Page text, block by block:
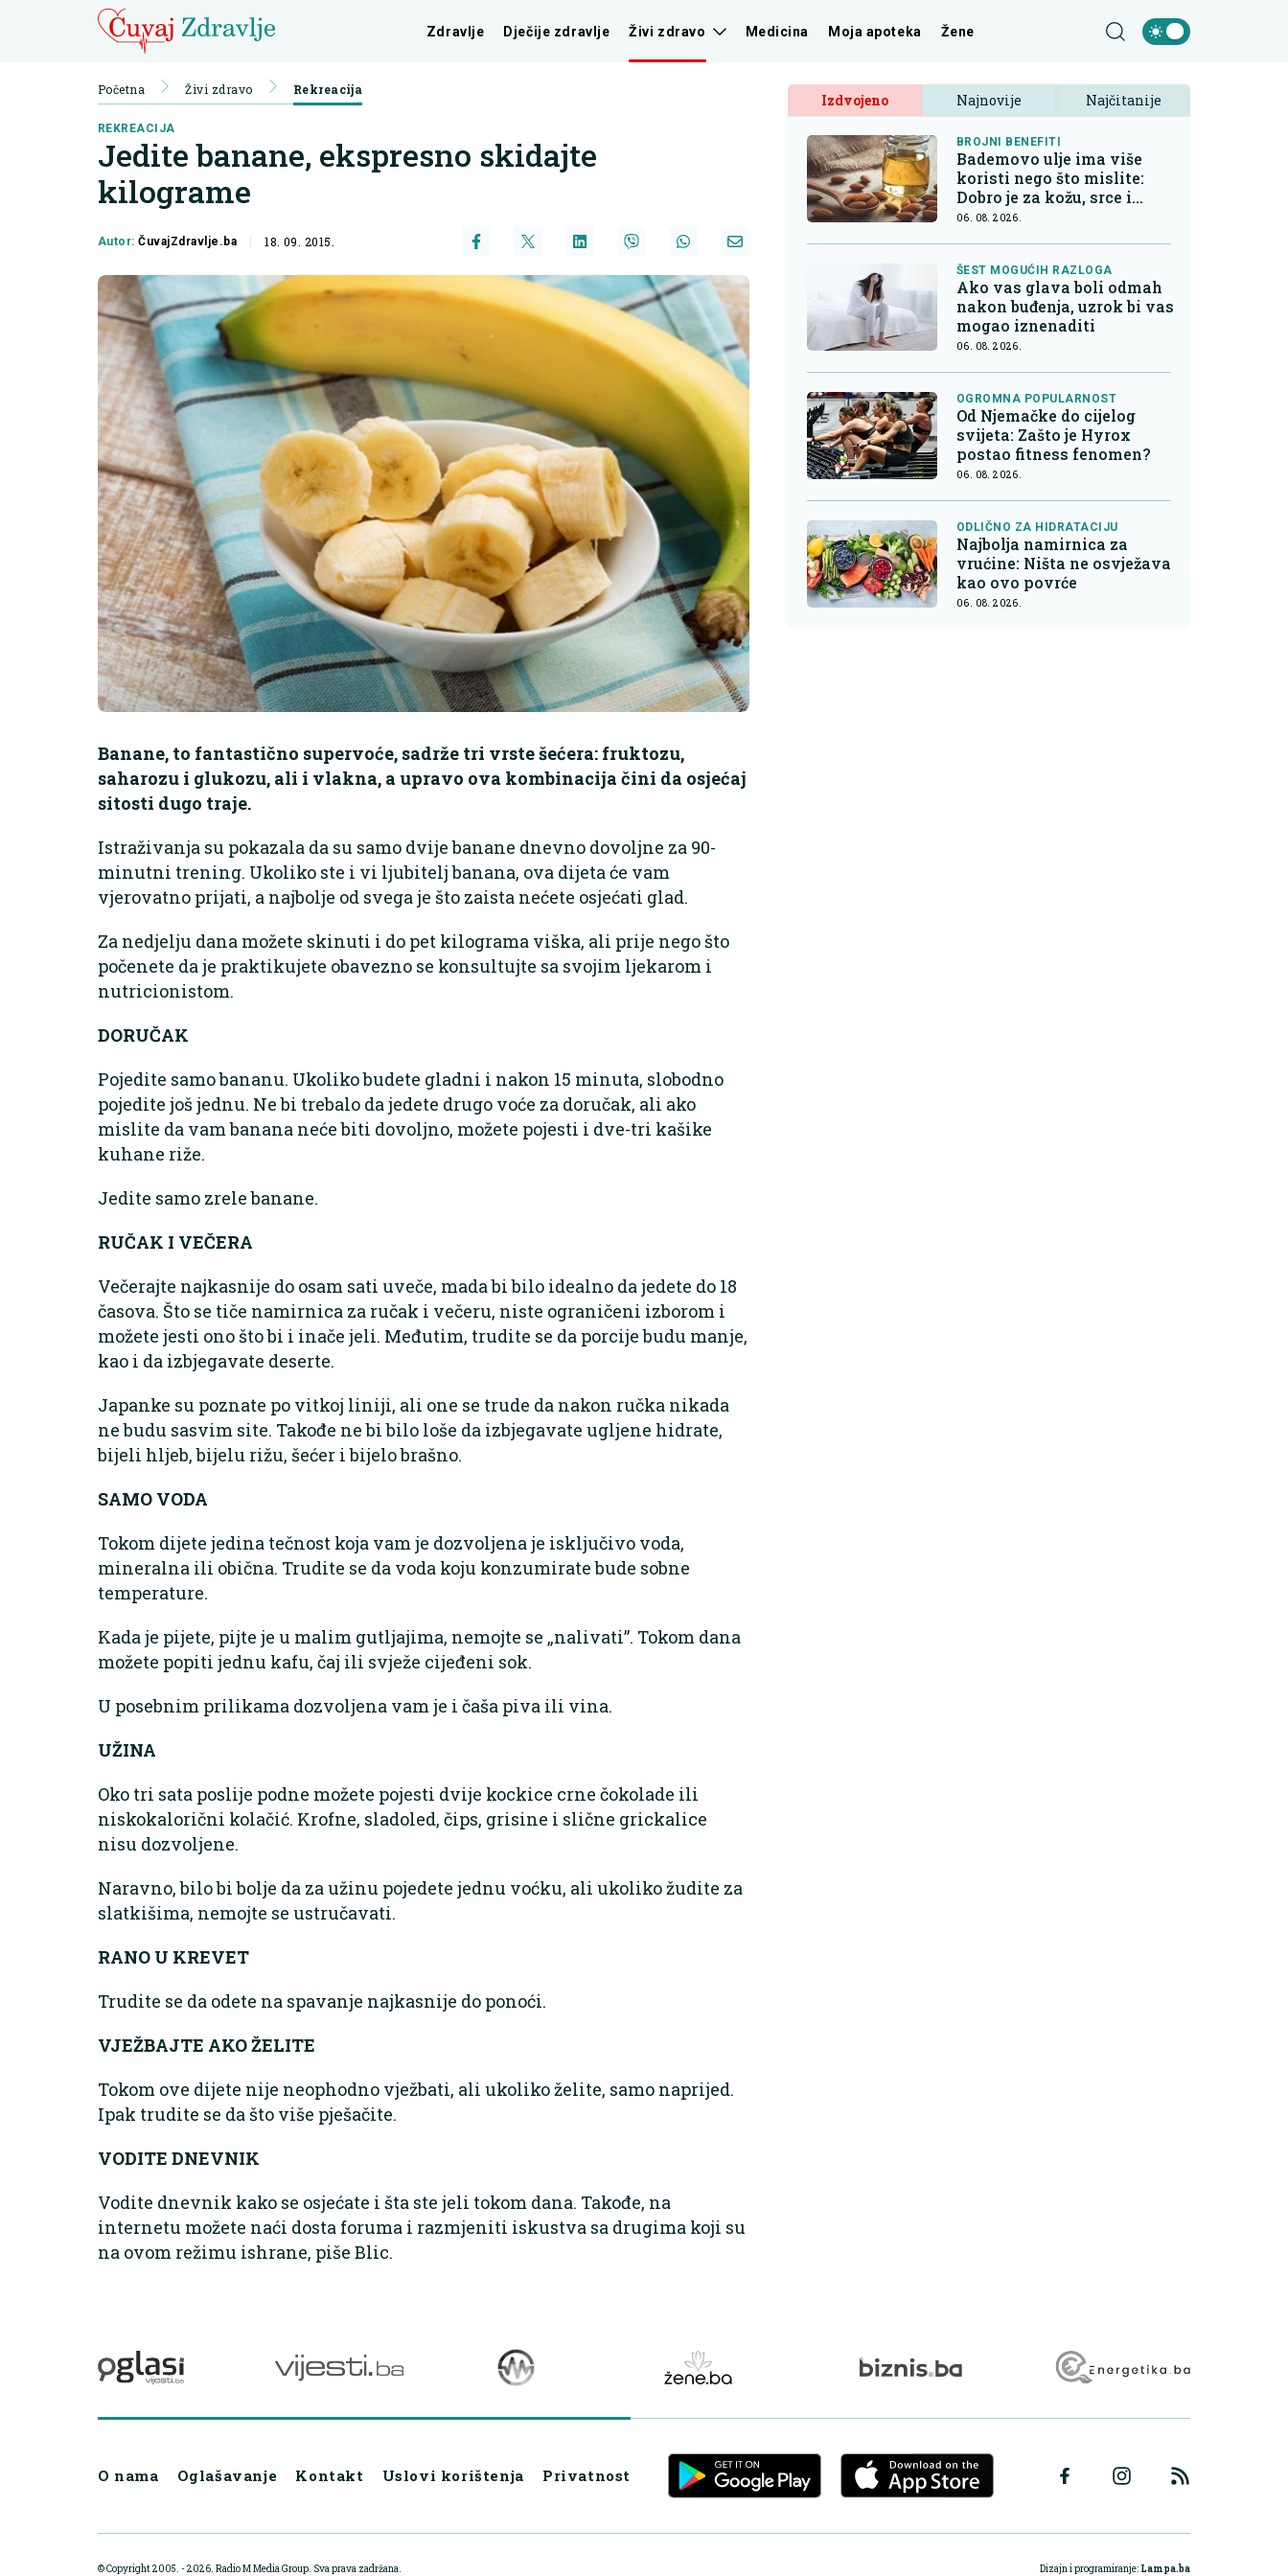
Zdravlje Dječije zdravlje Živi zdravo Medicina Moja apoteka Žene
Početna Živi zdravo Rekreacija
REKREACIJA
Jedite banane, ekspresno skidajte
kilograme
Autor:ČuvajZdravlje.ba 18. 09. 2015.
Banane, to fantastično supervoće, sadrže tri vrste šećera: fruktozu,
saharozu i glukozu, ali i vlakna, a upravo ova kombinacija čini da osjećaj
sitosti dugo traje.
Istraživanja su pokazala da su samo dvije banane dnevno dovoljne za 90-
minutni trening. Ukoliko ste i vi ljubitelj banana, ova dijeta će vam
vjerovatno prijati, a najbolje od svega je što zaista nećete osjećati glad.
Za nedjelju dana možete skinuti i do pet kilograma viška, ali prije nego što
počenete da je praktikujete obavezno se konsultujte sa svojim ljekarom i
nutricionistom.
DORUČAK
Pojedite samo bananu. Ukoliko budete gladni i nakon 15 minuta, slobodno
pojedite još jednu. Ne bi trebalo da jedete drugo voće za doručak, ali ako
mislite da vam banana neće biti dovoljno, možete pojesti i dve-tri kašike
kuhane riže.
Jedite samo zrele banane.
RUČAK I VEČERA
Večerajte najkasnije do osam sati uveče, mada bi bilo idealno da jedete do 18
časova. Što se tiče namirnica za ručak i večeru, niste ograničeni izborom i
možete jesti ono što bi i inače jeli. Međutim, trudite se da porcije budu manje,
kao i da izbjegavate deserte.
Japanke su poznate po vitkoj liniji, ali one se trude da nakon ručka nikada
ne budu sasvim site. Takođe ne bi bilo loše da izbjegavate ugljene hidrate,
bijeli hljeb, bijelu rižu, šećer i bijelo brašno.
SAMO VODA
Tokom dijete jedina tečnost koja vam je dozvoljena je isključivo voda,
mineralna ili obična. Trudite se da voda koju konzumirate bude sobne
temperature.
Kada je pijete, pijte je u malim gutljajima, nemojte se „nalivati”. Tokom dana
možete popiti jednu kafu, čaj ili svježe cijeđeni sok.
U posebnim prilikama dozvoljena vam je i čaša piva ili vina.
UŽINA
Oko tri sata poslije podne možete pojesti dvije kockice crne čokolade ili
niskokalorični kolačić. Krofne, sladoled, čips, grisine i slične grickalice
nisu dozvoljene.
Naravno, bilo bi bolje da za užinu pojedete jednu voćku, ali ukoliko žudite za
slatkišima, nemojte se ustručavati.
RANO U KREVET
Trudite se da odete na spavanje najkasnije do ponoći.
VJEŽBAJTE AKO ŽELITE
Tokom ove dijete nije neophodno vježbati, ali ukoliko želite, samo naprijed.
Ipak trudite se da što više pješačite.
VODITE DNEVNIK
Vodite dnevnik kako se osjećate i šta ste jeli tokom dana. Takođe, na
internetu možete naći dosta foruma i razmjeniti iskustva sa drugima koji su
na ovom režimu ishrane, piše Blic.
Izdvojeno Najnovije Najčitanije
BROJNI BENEFITI
Bademovo ulje ima više
koristi nego što mislite:
Dobro je za kožu, srce i
kontrolu apetita
06. 08. 2026.
ŠEST MOGUĆIH RAZLOGA
Ako vas glava boli odmah
nakon buđenja, uzrok bi vas
mogao iznenaditi
06. 08. 2026.
OGROMNA POPULARNOST
Od Njemačke do cijelog
svijeta: Zašto je Hyrox
postao fitness fenomen?
06. 08. 2026.
ODLIČNO ZA HIDRATACIJU
Najbolja namirnica za
vrućine: Ništa ne osvježava
kao ovo povrće
06. 08. 2026.
O nama Oglašavanje Kontakt Uslovi korištenja Privatnost
© Copyright 2005. - 2026. Radio M Media Group. Sva prava zadržana. Dizajn i programiranje: Lampa.ba